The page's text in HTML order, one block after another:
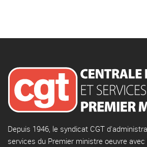
Depuis 1946, le syndicat CGT
services du Premier ministre oeuvre